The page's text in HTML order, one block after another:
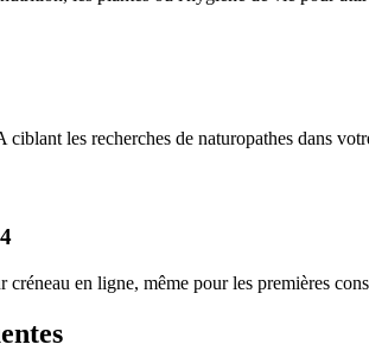
ciblant les recherches de naturopathes dans
créneau en ligne, même pour les premières